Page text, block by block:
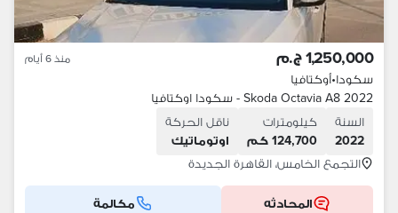
1,250,000 ج.م منذ 6 أيام
سكودا•أوكتافيا
Skoda Octavia A8 2022 - سكودا اوكتافيا
السنة
2022
كيلومترات
124,700 كم
ناقل الحركة
اوتوماتيك
التجمع الخامس، القاهرة الجديدة
المحادثه مكالمة